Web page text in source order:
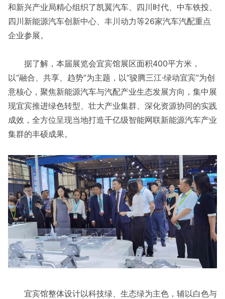
和新兴产业局精心组织了凯翼汽车、四川时代、中车铁投、
四川新能源汽车创新中心、丰川动力等26家汽车汽配重点
企业参展。
据了解，本届展览会宜宾馆展区面积400平方米，
以“融合、共享、趋势”为主题，以“骏腾三江·绿动宜宾”为创
意核心，聚焦新能源汽车与汽配产业生态发展方向，集中展
现宜宾推进绿色转型、壮大产业集群、深化资源协同的实践
成效，全方位呈现当地打造千亿级智能网联新能源汽车产业
集群的丰硕成果。
宜宾馆整体设计以科技绿、生态绿为主色，辅以白色与